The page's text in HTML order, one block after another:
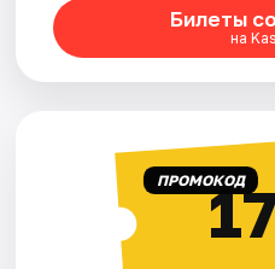
Билеты
на
ПРОМОКОД